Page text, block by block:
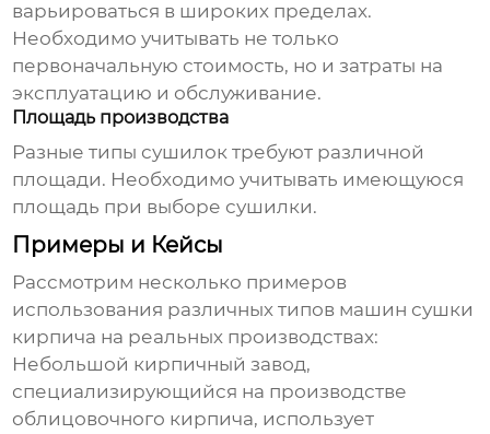
варьироваться в широких пределах.
Необходимо учитывать не только
первоначальную стоимость, но и затраты на
эксплуатацию и обслуживание.
Площадь производства
Разные типы сушилок требуют различной
площади. Необходимо учитывать имеющуюся
площадь при выборе сушилки.
Примеры и Кейсы
Рассмотрим несколько примеров
использования различных типов машин сушки
кирпича на реальных производствах:
Небольшой кирпичный завод,
специализирующийся на производстве
облицовочного кирпича, использует